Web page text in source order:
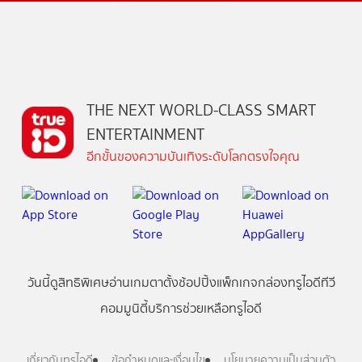
THE NEXT WORLD-CLASS SMART
ENTERTAINMENT
อีกขั้นของความบันเทิงระดับโลกตรงใจคุณ
วันนี้ดูสิทธิพิเศษอ่านเกมตาตั้งช้อปปิ้งแพ็กเกจกล่องทรูไอดีทีวี
คอมมูนิตี้บริการช่วยเหลือทรูไอดี